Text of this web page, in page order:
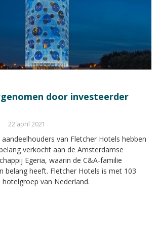
door investeerder
22 april 2021
aandeelhouders van Fletcher Hotels hebben
verkocht aan de Amsterdamse
Egeria, waarin de C&A-familie
belang heeft. Fletcher Hotels is met 103
van Nederland.